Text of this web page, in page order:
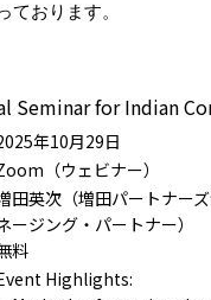
ております。
Seminar for Indian
年10月29日
（ウェビナー）
田英次（増田パートナー
ージング・パートナー）
料
Highlights: